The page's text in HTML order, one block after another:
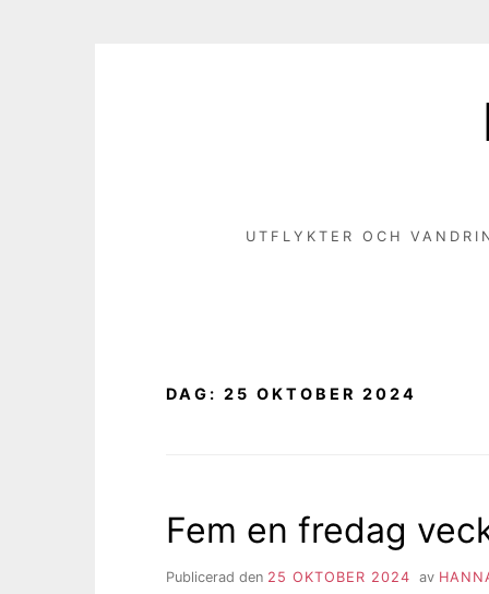
UTFLYKTER OCH
DAG: 25 OKTOBER 2024
Fem en fredag
Publicerad den 25 OKTOBER 2024 av